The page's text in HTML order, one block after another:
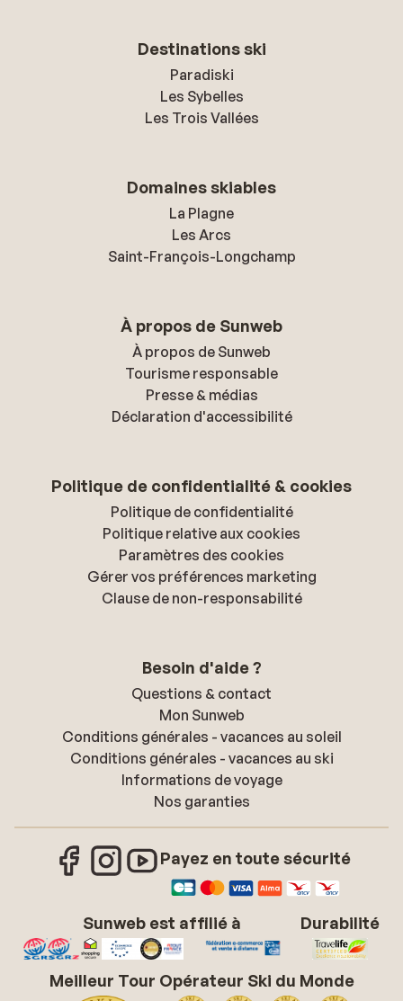
Destinations ski
Paradiski
Les Sybelles
Les Trois Vallées
Domaines skiables
La Plagne
Les Arcs
Saint-François-Longchamp
À propos de Sunweb
À propos de Sunweb
Tourisme responsable
Presse & médias
Déclaration d'accessibilité
Politique de confidentialité & cookies
Politique de confidentialité
Politique relative aux cookies
Paramètres des cookies
Gérer vos préférences marketing
Clause de non-responsabilité
Besoin d'aide ?
Questions & contact
Mon Sunweb
Conditions générales - vacances au soleil
Conditions générales - vacances au ski
Informations de voyage
Nos garanties
Payez en toute sécurité
Sunweb est affilié à Durabilité
Meilleur Tour Opérateur Ski du Monde